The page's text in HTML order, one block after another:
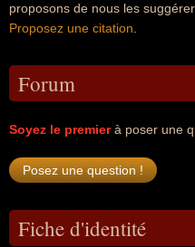
proposons de nous les suggérer.
Proposez une citation
Forum
Soyez le premierà poser une
Fiche d'identité